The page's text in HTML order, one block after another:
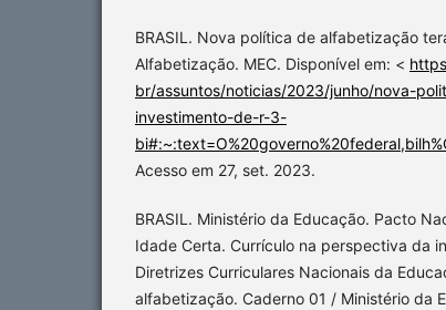
BRASIL. Nova política de alfabetização
Alfabetização. MEC. Disponível em: <
br/assuntos/noticias/2023/junho/nova-
investimento-de-r-3-
Acesso em 27, set. 2023.
BRASIL. Ministério da Educação. Pacto
Idade Certa. Currículo na perspectiva da
Diretrizes Curriculares Nacionais da
alfabetização. Caderno 01 / Ministério da